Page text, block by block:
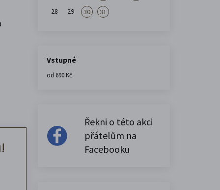
28
29 30 31
Vstupné
od 690 Kč
Řekni o této akci
přátelům na
Facebooku